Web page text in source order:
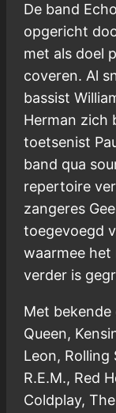
De band
opgericht
met als doel
coveren. Al
bassist
Herman zich
toetsenist
band qua
repertoire
zangeres
toegevoegd
waarmee
verder is
Met bekende
Queen,
Leon, Rolling
R.E.M., Red
Coldplay,